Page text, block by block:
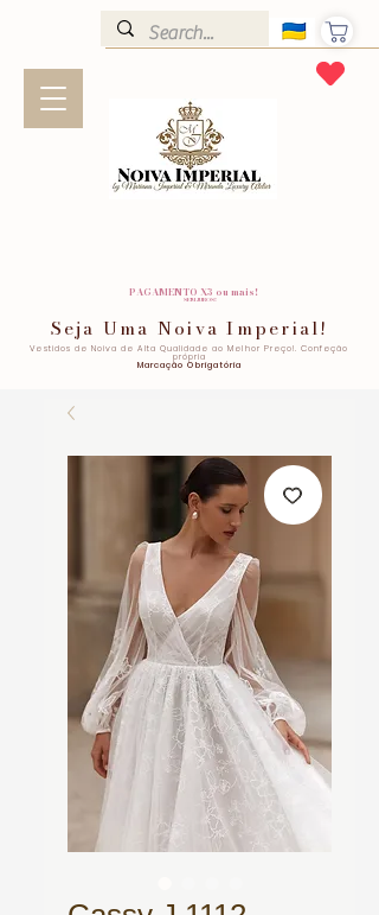
PAGAMENTO X3 ou mais!
SEM JUROS!
Seja Uma Noiva Imperial!
Vestidos de Noiva de Alta Qualidade ao Melhor Preço!. Confeção
própria
Marcação Obrigatória